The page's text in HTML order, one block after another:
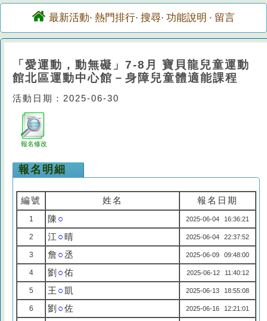
最新活動· 熱門排行· 搜尋· 功能說明 · 留言
「愛運動，動無礙」7-8月 寶貝龍兒童運動
館北區運動中心館－身障兒童體適能課程
活動日期：2025-06-30
報名修改
報名明細
編號 姓名 報名日期
1 陳 ○ 2025-06-04 16:36:21
2 江 ○ 晴 2025-06-04 22:37:52
3 詹○丞 2025-06-09 09:48:00
4 劉 ○佑 2025-06-12 11:40:12
5 王 ○凱 2025-06-13 18:55:08
6 劉 ○佐 2025-06-16 12:21:01